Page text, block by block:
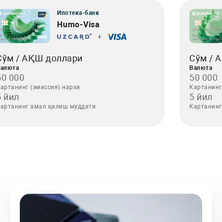
Ипотека-банк
Humo-Visa
+
/ АҚШ доллари
000
(эмиссия) нархи
йил
амал қилиш муддати
Сўм /
Валюта
50 000
5 йил